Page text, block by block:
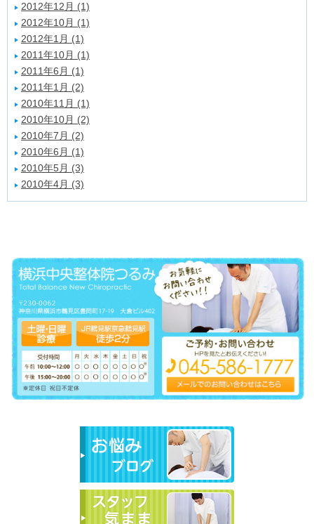
2012年12月 (1)
2012年10月 (1)
2012年1月 (1)
2011年10月 (1)
2011年6月 (1)
2011年1月 (2)
2010年11月 (1)
2010年10月 (2)
2010年7月 (2)
2010年6月 (1)
2010年5月 (3)
2010年4月 (3)